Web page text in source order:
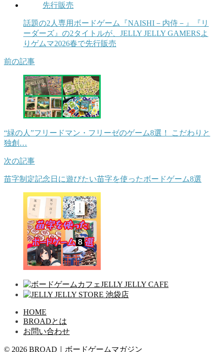
話題の2人専用ボードゲーム『NAISHI－内侍－』『リ
ーダーズ』の2タイトルが、JELLY JELLY GAMERSよ
りゲムマ2026春で先行販売
前の記事
“緑の人”フリードマン・フリーゼのゲーム8選！ こだわりと
独創…
次の記事
苗字制定記念日に遊びたい苗字を使ったボードゲーム8選
HOME
BROADとは
お問い合わせ
© 2026 BROAD｜ボードゲームマガジン